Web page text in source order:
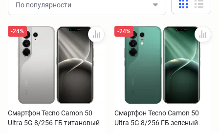
По популярности
-24%
Смартфон Tecno Camon 50
Ultra 5G 8/256 ГБ титановый
-24%
Смартфон Tecno Camon 50
Ultra 5G 8/256 ГБ зеленый